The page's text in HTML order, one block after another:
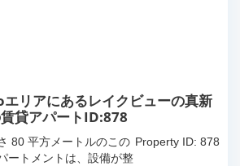
リアにあるレイクビューの真新
貸アパートID:878
Property ID: 878
80 平方メートルのこの
ートメントは、設備が整